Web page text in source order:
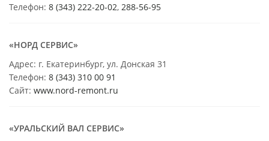
Телефон: 8 (343) 222-20-02, 288-56-95
«НОРД СЕРВИС»
Адрес: г. Екатеринбург, ул. Донская 31
Телефон: 8 (343) 310 00 91
Сайт: www.nord-remont.ru
«УРАЛЬСКИЙ ВАЛ СЕРВИС»